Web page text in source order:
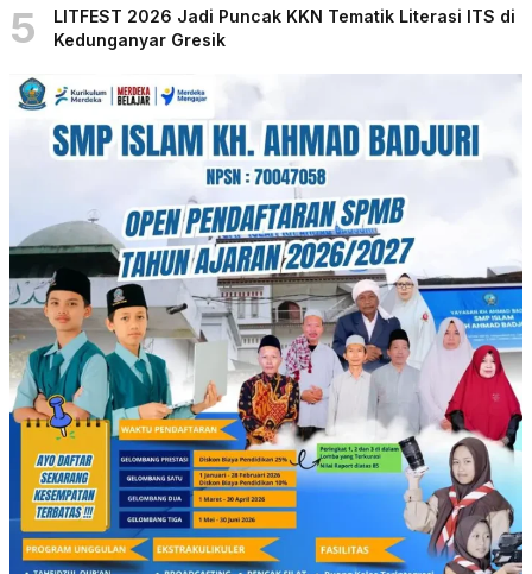
5
LITFEST 2026 Jadi Puncak KKN Tematik Literasi ITS di
Kedunganyar Gresik